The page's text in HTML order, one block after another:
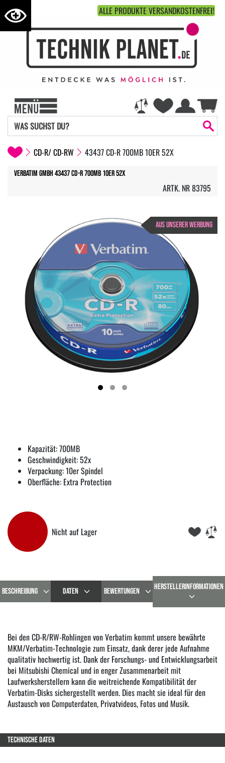
ALLE PRODUKTE VERSANDKOSTENFREI!
CD-R/ CD-RW 43437 CD-R 700MB 10ER 52X
VERBATIM GMBH 43437 CD-R 700MB 10ER 52X
ARTK. NR 83795
AUS UNSERER WERBUNG
Kapazität: 700MB
Geschwindigkeit: 52x
Verpackung: 10er Spindel
Oberfläche: Extra Protection
Nicht auf Lager
BESCHREIBUNG DATEN BEWERTUNGEN HERSTELLERINFORMATIONEN
Bei den CD-R/RW-Rohlingen von Verbatim kommt unsere bewährte
MKM/Verbatim-Technologie zum Einsatz, dank derer jede Aufnahme
qualitativ hochwertig ist. Dank der Forschungs- und Entwicklungsarbeit
bei Mitsubishi Chemical und in enger Zusammenarbeit mit
Laufwerksherstellern kann die weitreichende Kompatibilität der
Verbatim-Disks sichergestellt werden. Dies macht sie ideal für den
Austausch von Computerdaten, Privatvideos, Fotos und Musik.
TECHNISCHE DATEN